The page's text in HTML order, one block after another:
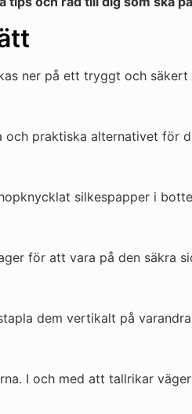
ner på ett tryggt och säkert
praktiska alternativet för
silkespapper i
för att vara på den säkra
dem vertikalt på
I och med att tallrikar